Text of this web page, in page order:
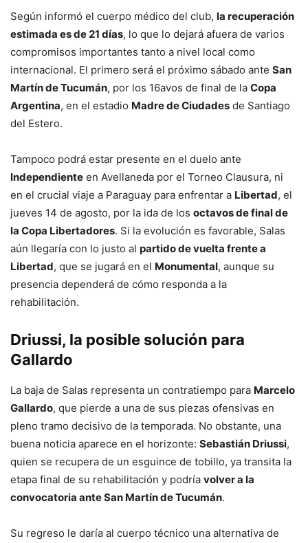
Según informó el cuerpo médico del club, la recuperación
estimada es de 21 días, lo que lo dejará afuera de varios
compromisos importantes tanto a nivel local como
internacional. El primero será el próximo sábado ante San
Martín de Tucumán, por los 16avos de final de la Copa
Argentina, en el estadio Madre de Ciudades de Santiago
del Estero.
Tampoco podrá estar presente en el duelo ante
Independiente en Avellaneda por el Torneo Clausura, ni
en el crucial viaje a Paraguay para enfrentar a Libertad, el
jueves 14 de agosto, por la ida de los octavos de final de
la Copa Libertadores. Si la evolución es favorable, Salas
aún llegaría con lo justo al partido de vuelta frente a
Libertad, que se jugará en el Monumental, aunque su
presencia dependerá de cómo responda a la
rehabilitación.
Driussi, la posible solución para
Gallardo
La baja de Salas representa un contratiempo para Marcelo
Gallardo, que pierde a una de sus piezas ofensivas en
pleno tramo decisivo de la temporada. No obstante, una
buena noticia aparece en el horizonte: Sebastián Driussi,
quien se recupera de un esguince de tobillo, ya transita la
etapa final de su rehabilitación y podría volver a la
convocatoria ante San Martín de Tucumán.
Su regreso le daría al cuerpo técnico una alternativa de